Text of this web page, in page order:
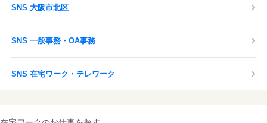
SNS 大阪市北区
SNS 一般事務・OA事務
SNS 在宅ワーク・テレワーク